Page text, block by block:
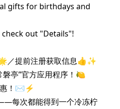
gifts for birthdays and
out "Details"!
／提前注册获取信息👍✨
亭”官方应用程序！🍋
惠！✉️⚡️
每次都能得到一个冷冻柠